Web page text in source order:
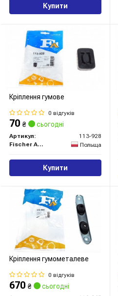
Купити
Кріплення гумове
0 відгуків
70 ₴ сьогодні
Артикул:
113-928
Fischer Automotive One (FA1)
Польща
Купити
Кріплення гумометалеве
0 відгуків
670 ₴ сьогодні